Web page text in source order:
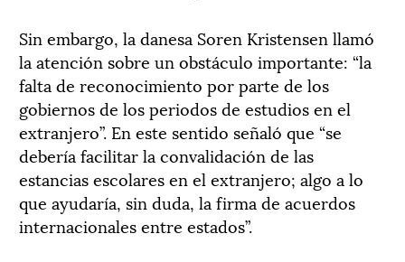
Sin embargo, la danesa Soren Kristensen llamó
la atención sobre un obstáculo importante: “la
falta de reconocimiento por parte de los
gobiernos de los periodos de estudios en el
extranjero”. En este sentido señaló que “se
debería facilitar la convalidación de las
estancias escolares en el extranjero; algo a lo
que ayudaría, sin duda, la firma de acuerdos
internacionales entre estados”.